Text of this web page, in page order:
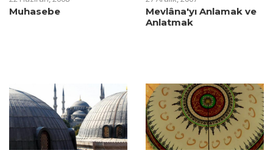
Muhasebe
Mevlâna'yı Anlamak ve
Anlatmak